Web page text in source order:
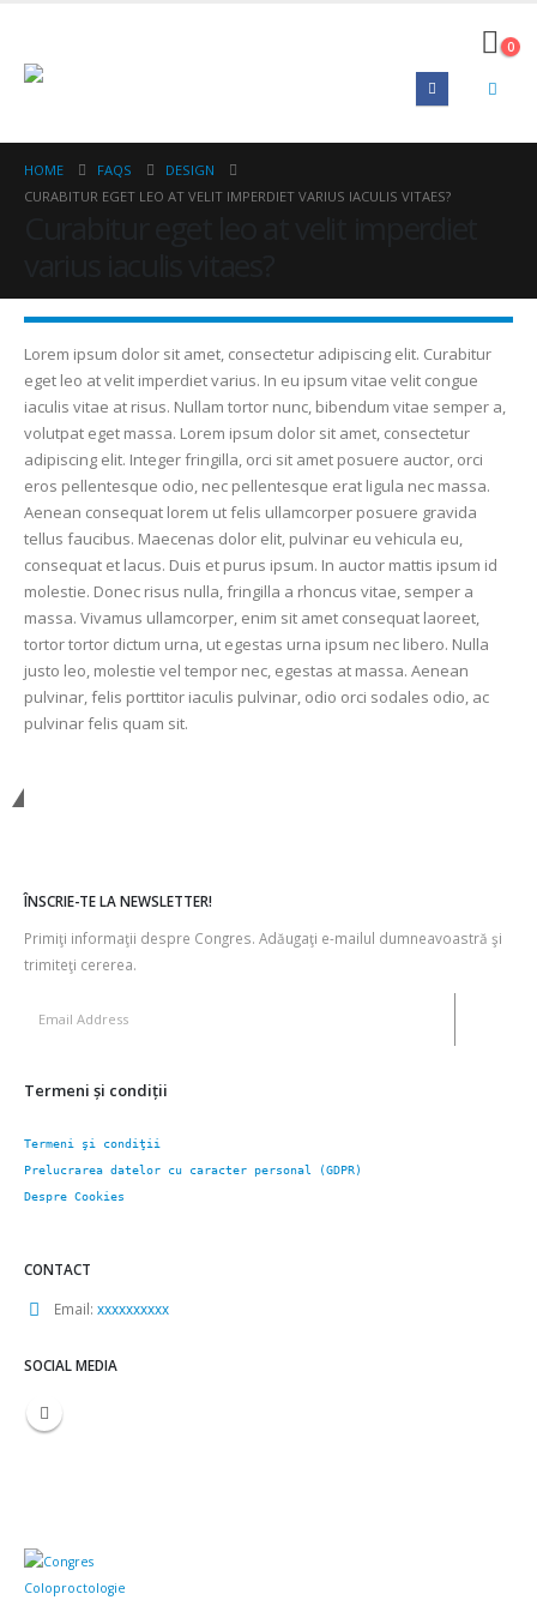
0
HOME FAQS
DESIGN
CURABITUR EGET LEO AT VELIT IMPERDIET VARIUS IACULIS VITAES?
Lorem ipsum dolor sit amet, consectetur adipiscing elit. Curabitur
eget leo at velit imperdiet varius. In eu ipsum vitae velit congue
iaculis vitae at risus. Nullam tortor nunc, bibendum vitae semper a,
volutpat eget massa. Lorem ipsum dolor sit amet, consectetur
adipiscing elit. Integer fringilla, orci sit amet posuere auctor, orci
eros pellentesque odio, nec pellentesque erat ligula nec massa.
Aenean consequat lorem ut felis ullamcorper posuere gravida
tellus faucibus. Maecenas dolor elit, pulvinar eu vehicula eu,
consequat et lacus. Duis et purus ipsum. In auctor mattis ipsum id
molestie. Donec risus nulla, fringilla a rhoncus vitae, semper a
massa. Vivamus ullamcorper, enim sit amet consequat laoreet,
tortor tortor dictum urna, ut egestas urna ipsum nec libero. Nulla
justo leo, molestie vel tempor nec, egestas at massa. Aenean
pulvinar, felis porttitor iaculis pulvinar, odio orci sodales odio, ac
pulvinar felis quam sit.
ÎNSCRIE-TE LA NEWSLETTER!
Primiţi informaţii despre Congres. Adăugaţi e-mailul dumneavoastră şi
trimiteţi cererea.
Termeni şi condiţii
Termeni şi condiţii
Prelucrarea datelor cu caracter personal (GDPR)
Despre Cookies
CONTACT
Email: xxxxxxxxxx
SOCIAL MEDIA